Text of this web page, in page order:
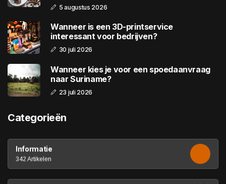
5 augustus 2026
Wanneer is een 3D-printservice
interessant voor bedrijven?
30 juli 2026
Wanneer kies je voor een spoedaanvraag
naar Suriname?
23 juli 2026
Categorieën
Informatie
342 Artikelen